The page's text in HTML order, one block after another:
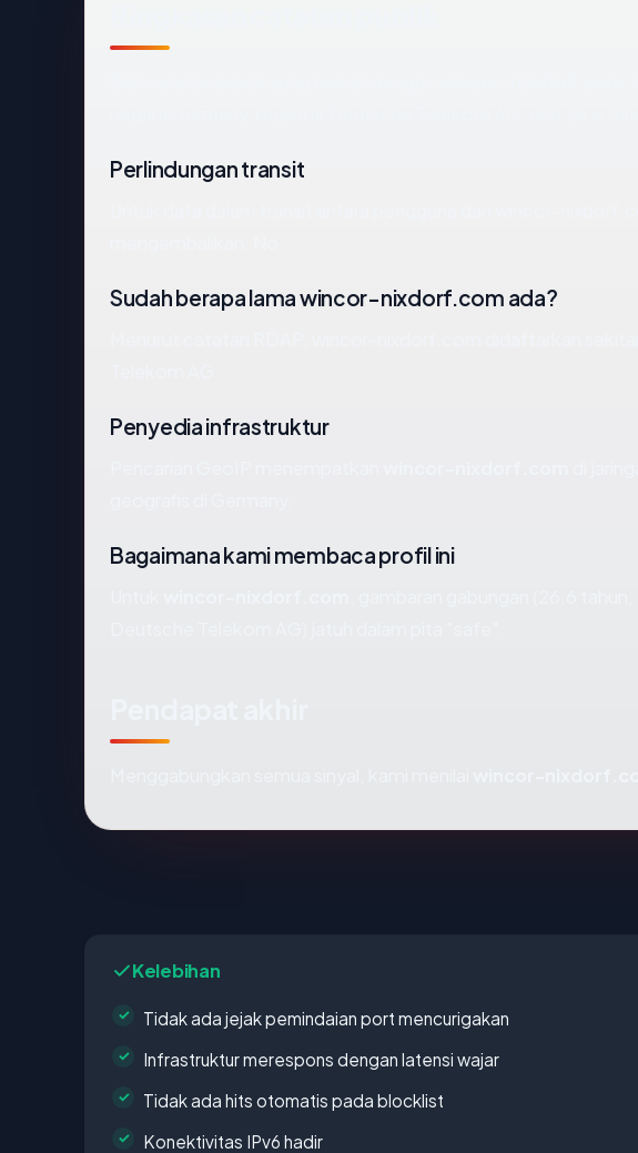
Perlindungan transit
Sudah berapa lama wincor-nixdorf.com ada?
Penyedia infrastruktur
Bagaimana kami membaca profil ini
Kelebihan
Tidak ada jejak pemindaian port mencurigakan
Infrastruktur merespons dengan latensi wajar
Tidak ada hits otomatis pada blocklist
Konektivitas IPv6 hadir